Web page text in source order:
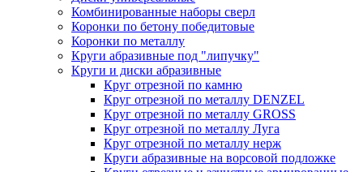
Комбинированные наборы сверл
Коронки по бетону победитовые
Коронки по металлу
Круги абразивные под "липучку"
Круги и диски абразивные
Круг отрезной по камню
Круг отрезной по металлу DENZEL
Круг отрезной по металлу GROSS
Круг отрезной по металлу Луга
Круг отрезной по металлу нерж
Круги абразивные на ворсовой подложке